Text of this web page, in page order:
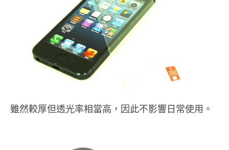
雖然較厚但透光率相當高，因此不影響日常使用。